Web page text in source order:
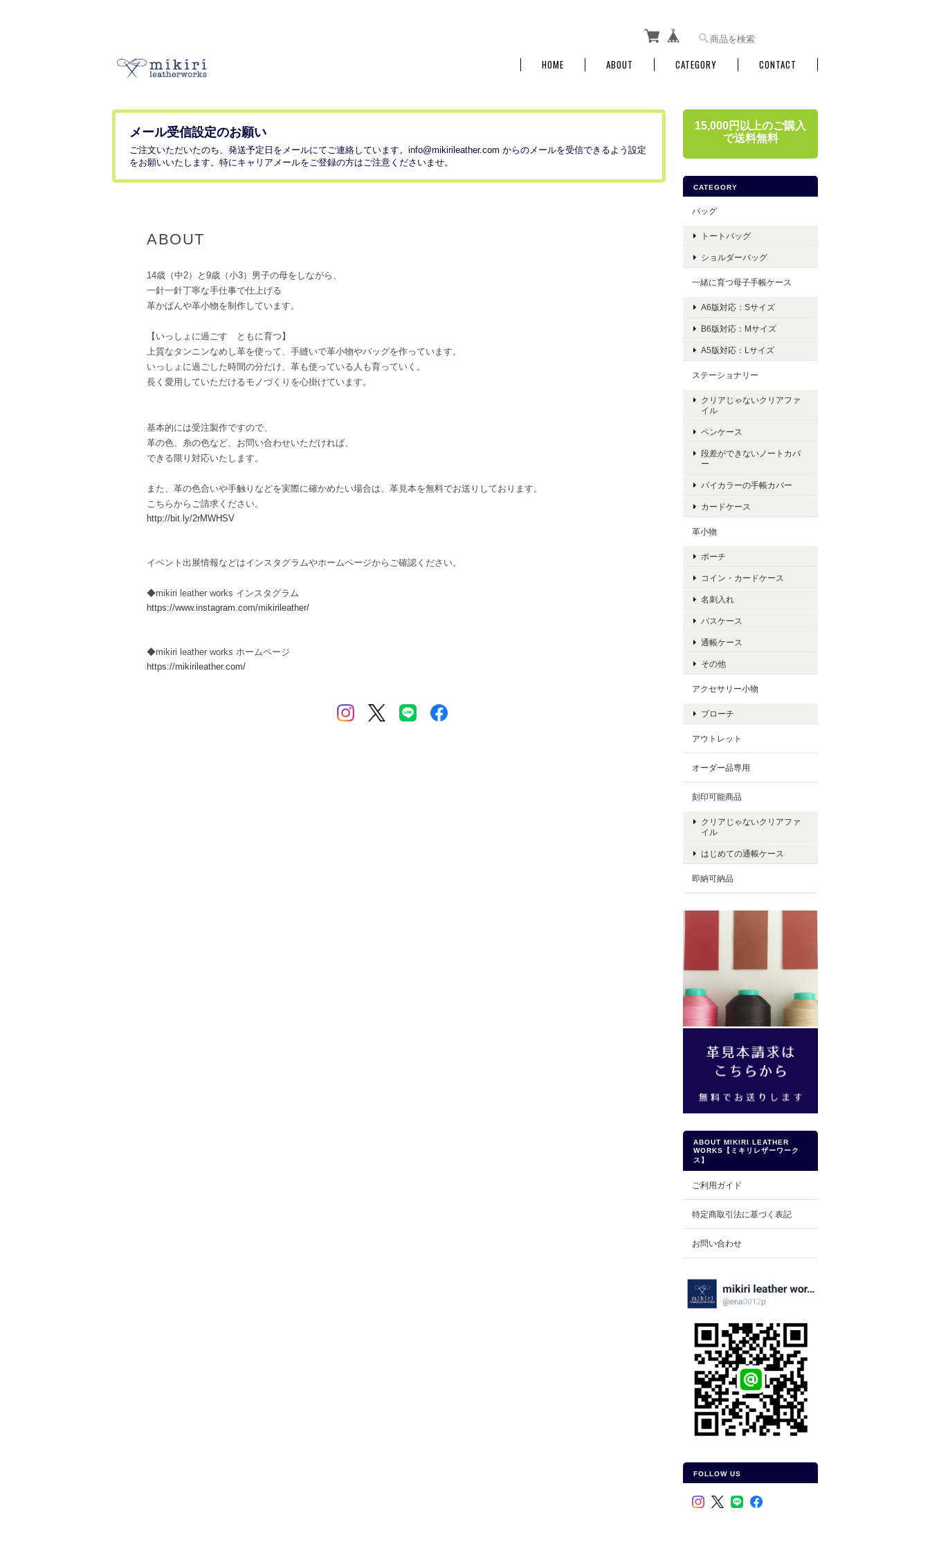
HOME ABOUT CATEGORY CONTACT
メール受信設定のお願い
ご注文いただいたのち、発送予定日をメールにてご連絡しています。 info@mikirileather.com からのメールを受信できるよう設定
をお願いいたします。特にキャリアメールをご登録の方はご注意くださいませ。
ABOUT
14歳（中2）と9歳（小3）男子の母をしながら、
一針一針丁寧な手仕事で仕上げる
革かばんや革小物を制作しています。
【いっしょに過ごす ともに育つ】
上質なタンニンなめし革を使って、手縫いで革小物やバッグを作っています。
いっしょに過ごした時間の分だけ、革も使っている人も育っていく。
長く愛用していただけるモノづくりを心掛けています。
基本的には受注製作ですので、
革の色、糸の色など、お問い合わせいただければ、
できる限り対応いたします。
また、革の色合いや手触りなどを実際に確かめたい場合は、革見本を無料でお送りしております。
こちらからご請求ください。
http://bit.ly/2rMWHSV
イベント出展情報などはインスタグラムやホームページからご確認ください。
◆mikiri leather works インスタグラム
https://www.instagram.com/mikirileather/
◆mikiri leather works ホームページ
https://mikirileather.com/
15,000円以上のご購入
で送料無料
CATEGORY
バッグ
トートバッグ
ショルダーバッグ
一緒に育つ母子手帳ケース
A6版対応：Sサイズ
B6版対応：Mサイズ
A5版対応：Lサイズ
ステーショナリー
クリアじゃないクリアファ
イル
ペンケース
段差ができないノートカバ
ー
バイカラーの手帳カバー
カードケース
革小物
ポーチ
コイン・カードケース
名刺入れ
パスケース
通帳ケース
その他
アクセサリー小物
ブローチ
アウトレット
オーダー品専用
刻印可能商品
クリアじゃないクリアファ
イル
はじめての通帳ケース
即納可納品
ABOUT MIKIRI LEATHER
WORKS【ミキリレザーワーク
ス】
ご利用ガイド
特定商取引法に基づく表記
お問い合わせ
FOLLOW US